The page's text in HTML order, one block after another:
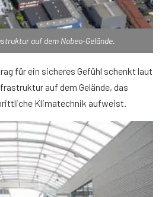
auf dem Nobeo-Gelände.
für ein sicheres Gefühl schenkt laut
auf dem Gelände, das
Klimatechnik aufweist.